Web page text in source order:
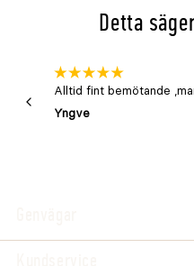
Detta
Alltid fint bemötande
Yngve